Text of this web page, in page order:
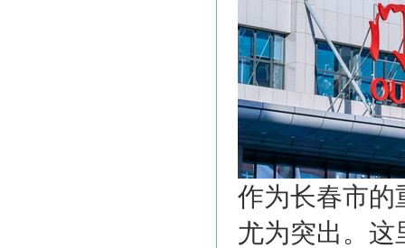
作为长春市的
尤为突出。这